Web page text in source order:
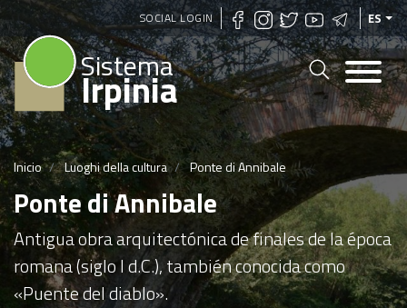
Pasar
al
contenido
principal
SOCIAL LOGIN ES
Sistema
Irpinia
Inicio Luoghi della cultura Ponte di Annibale
Ponte di Annibale
Antigua obra arquitectónica de finales de la época
romana (siglo I d.C.), también conocida como
«Puente del diablo».